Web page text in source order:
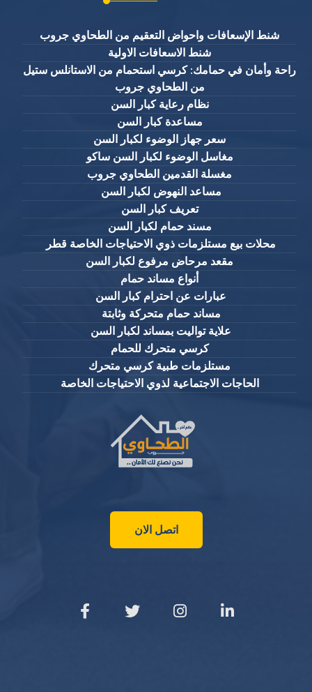
شنط الإسعافات واحواض التعقيم من الطحاوي جروب
شنط الاسعافات الاولية
راحة وأمان في حمامك: كرسي استحمام من الاستانلس ستيل
من الطحاوي جروب
نظام رعاية كبار السن
مساعدة كبار السن
سعر جهاز الوضوء لكبار السن
مغاسل الوضوء لكبار السن ساكو
مغسلة القدمين الطحاوي جروب
مساعد النهوض لكبار السن
تعريف كبار السن
مسند حمام لكبار السن
محلات بيع مستلزمات ذوي الاحتياجات الخاصة قطر
مقعد مرحاض مرفوع لكبار السن
أنواع مساند حمام
عبارات عن احترام كبار السن
مساند حمام متحركة وثابتة
علاية تواليت بمساند لكبار السن
كرسي متحرك للحمام
مستلزمات طبية كرسي متحرك
الحاجات الاجتماعية لذوي الاحتياجات الخاصة
اتصل الان